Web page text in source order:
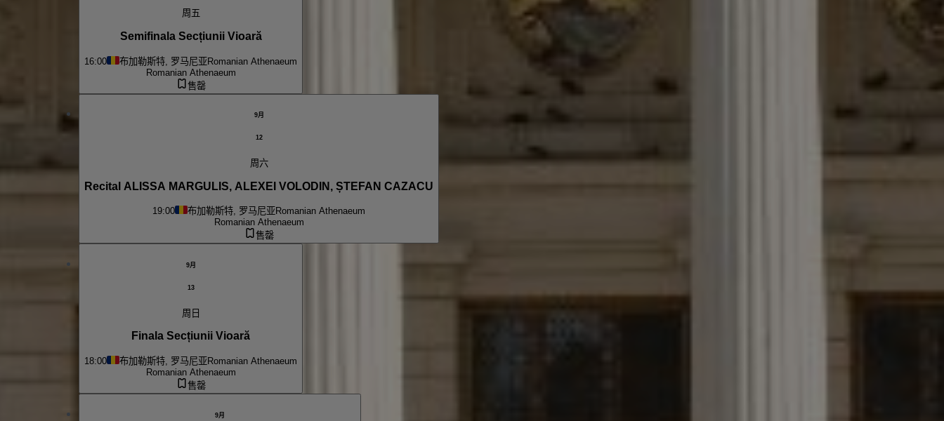
周五
Semifinala Secțiunii Vioară
16:00 布加勒斯特, 罗马尼亚Romanian Athenaeum
Romanian Athenaeum
售罄
9月
12
周六
Recital ALISSA MARGULIS, ALEXEI VOLODIN, ȘTEFAN CAZACU
19:00 布加勒斯特, 罗马尼亚 Romanian Athenaeum
Romanian Athenaeum
售罄
9月
13
周日
Finala Secțiunii Vioară
18:00 布加勒斯特, 罗马尼亚 Romanian Athenaeum
Romanian Athenaeum
售罄
9月